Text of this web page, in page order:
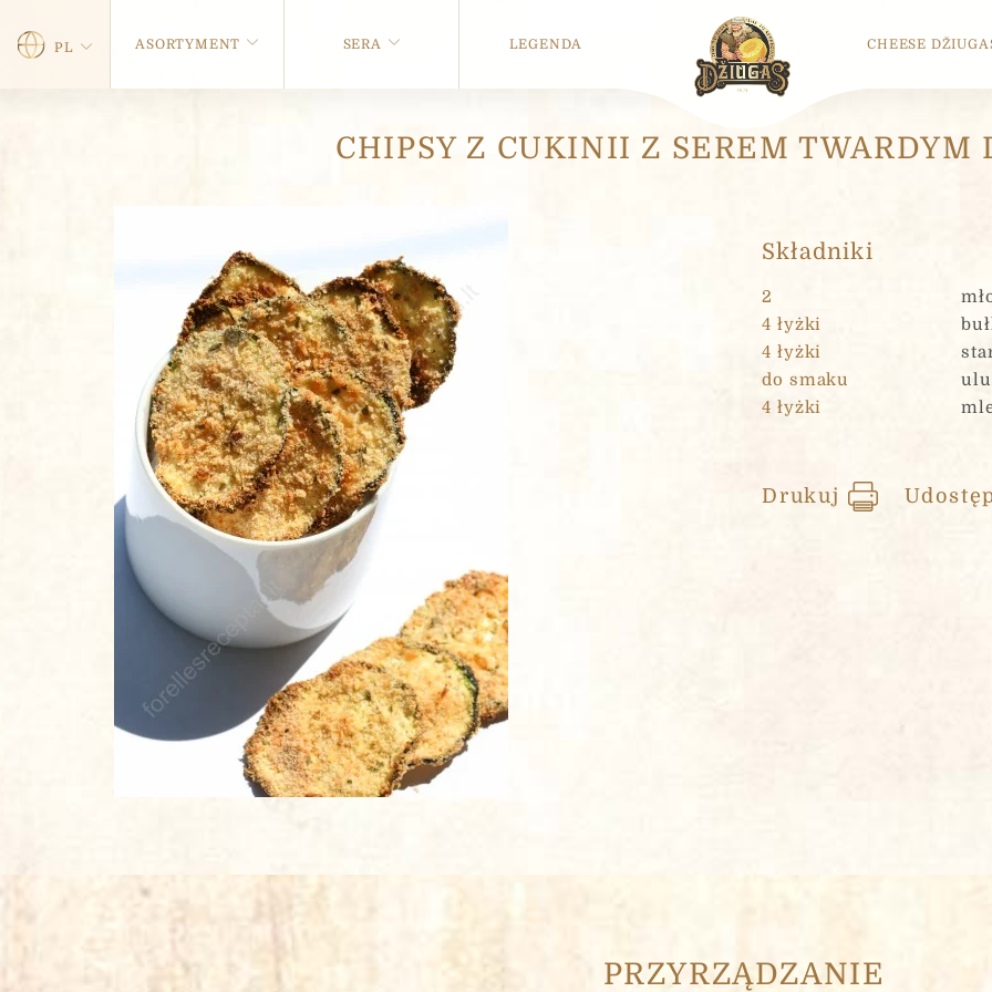
PL ASORTYMENT SERA LEGENDA CHEESE
CHIPSY Z CUKINII Z SEREM TWARDYM
Składniki
2
4 łyżki
4 łyżki
do smaku
4 łyżki
Drukuj
PRZYRZĄDZANIE